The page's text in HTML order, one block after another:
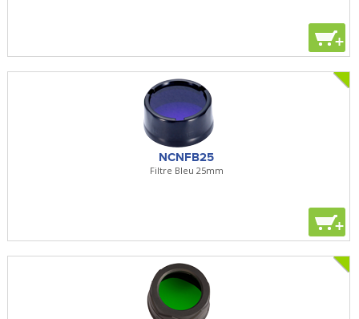
+
NCNFB25
Filtre Bleu 25mm
+